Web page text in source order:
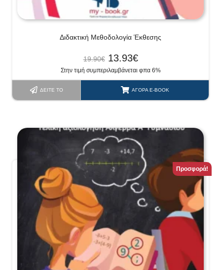
Διδακτική Μεθοδολογία Έκθεσης
19.90€ 13.93€
Στην τιμή συμπεριλαμβάνεται φπα 6%
ΔΕΊΤΕ ΤΟ ΑΓΟΡΆ E-BOOK
Προσφορά!